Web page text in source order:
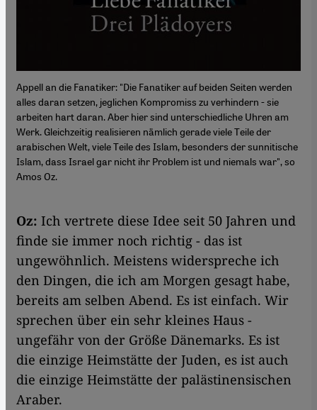
Appell an die Fanatiker: "Die Fanatiker auf beiden Seiten werden
alles daran setzen, jeglichen Kompromiss zu verhindern - sie
arbeiten hart daran. Aber hier sind unterschiedliche Uhren am
Werk. Gleichzeitig realisieren nämlich gerade viele Teile der
arabischen Welt, viele Teile des Islam, besonders der sunnitische
Islam, dass Israel gar nicht ihr Problem ist und niemals war", so
Amos Oz.
Oz: Ich vertrete diese Idee seit 50 Jahren und
finde sie immer noch richtig - das ist
ungewöhnlich. Meistens widerspreche ich
den Dingen, die ich am Morgen gesagt habe,
bereits am selben Abend. Es ist einfach. Wir
sprechen über ein sehr kleines Haus -
ungefähr von der Größe Dänemarks. Es ist
die einzige Heimstätte der Juden, es ist auch
die einzige Heimstätte der palästinensischen
Araber.